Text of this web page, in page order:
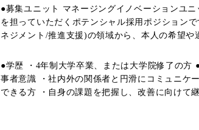
●募集ユニット マネージングイノベーションユニット ●ポジション概要 本ポジションは、未経験からコンサルタントとしてのキャリアをスタートし、将来的にユ
を担っていただくポテンシャル採用ポジションです。 ●職階 コンサルタント ●担当業務 ビジネス(事業創出・事業開発・事業化推進)～IT(ITグランドデザイン・プ
ネジメント/推進支援)の領域から、本人の希望
観光】観光サービスアプリのビジネスモデル企
トフォームの事業モデル検討 ・【商社・卸売】貿易関連プラットフォームサ
ビスの企画・構想支援 ・【不動産】会社統合に
●学歴 ・4年制大学卒業、または大学院修了の方
事者意識 ・社内外の関係者と円滑にコミュニケ
できる方 ・自身の課題を把握し、改善に向けて